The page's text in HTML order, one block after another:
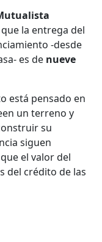
la entrega del
-desde
es de nueve
está pensado en
un terreno y
su
siguen
el valor del
del crédito de las